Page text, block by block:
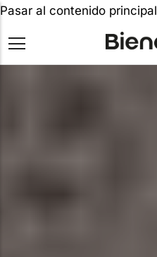
Pasar al contenido principal